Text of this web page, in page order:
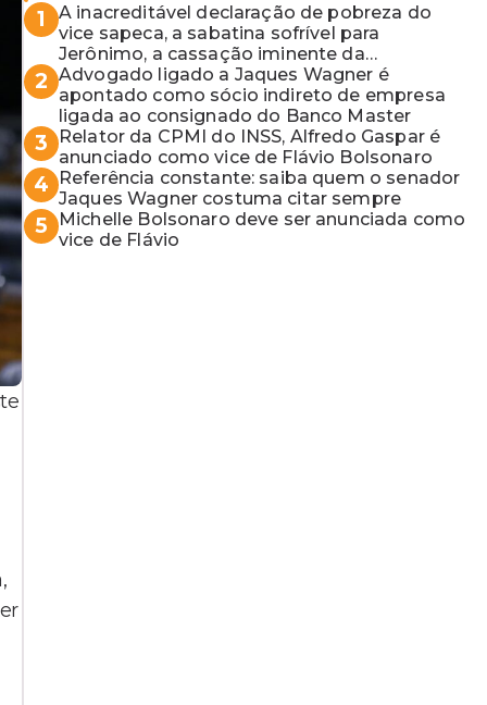
1
A inacreditável declaração de pobreza do
vice sapeca, a sabatina sofrível para
Jerônimo, a cassação iminente da
desembargadora e a vaga do Quinto para o
MP baiano
2 Advogado ligado a Jaques Wagner é
apontado como sócio indireto de empresa
ligada ao consignado do Banco Master
3
Relator da CPMI do INSS, Alfredo Gaspar é
anunciado como vice de Flávio Bolsonaro
4
Referência constante: saiba quem o senador
Jaques Wagner costuma citar sempre
5
Michelle Bolsonaro deve ser anunciada como
vice de Flávio